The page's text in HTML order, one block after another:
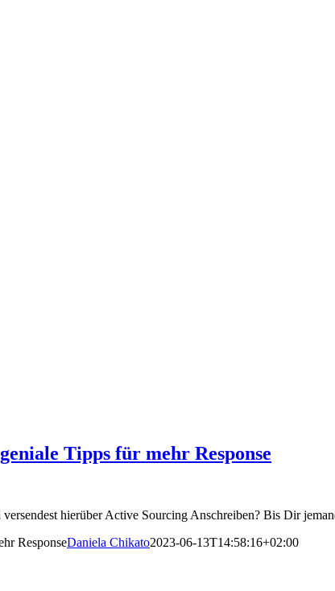
Tipps für mehr Response
hierüber Active Sourcing Anschreiben? Bis Dir
ResponseDaniela Chikato2023-06-13T14:58:16+02:00